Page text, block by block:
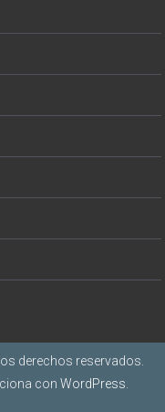
derechos reservados.
con WordPress